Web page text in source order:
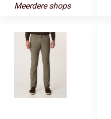
Meerdere shops